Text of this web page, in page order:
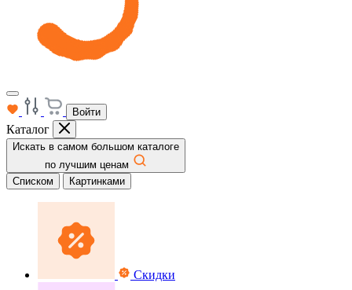
Войти
Каталог
Искать в самом большом каталоге
по лучшим ценам
Списком
Картинками
Скидки